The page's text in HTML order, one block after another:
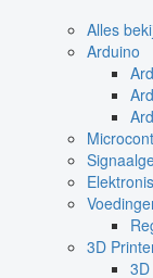
Alles
Arduino
3D